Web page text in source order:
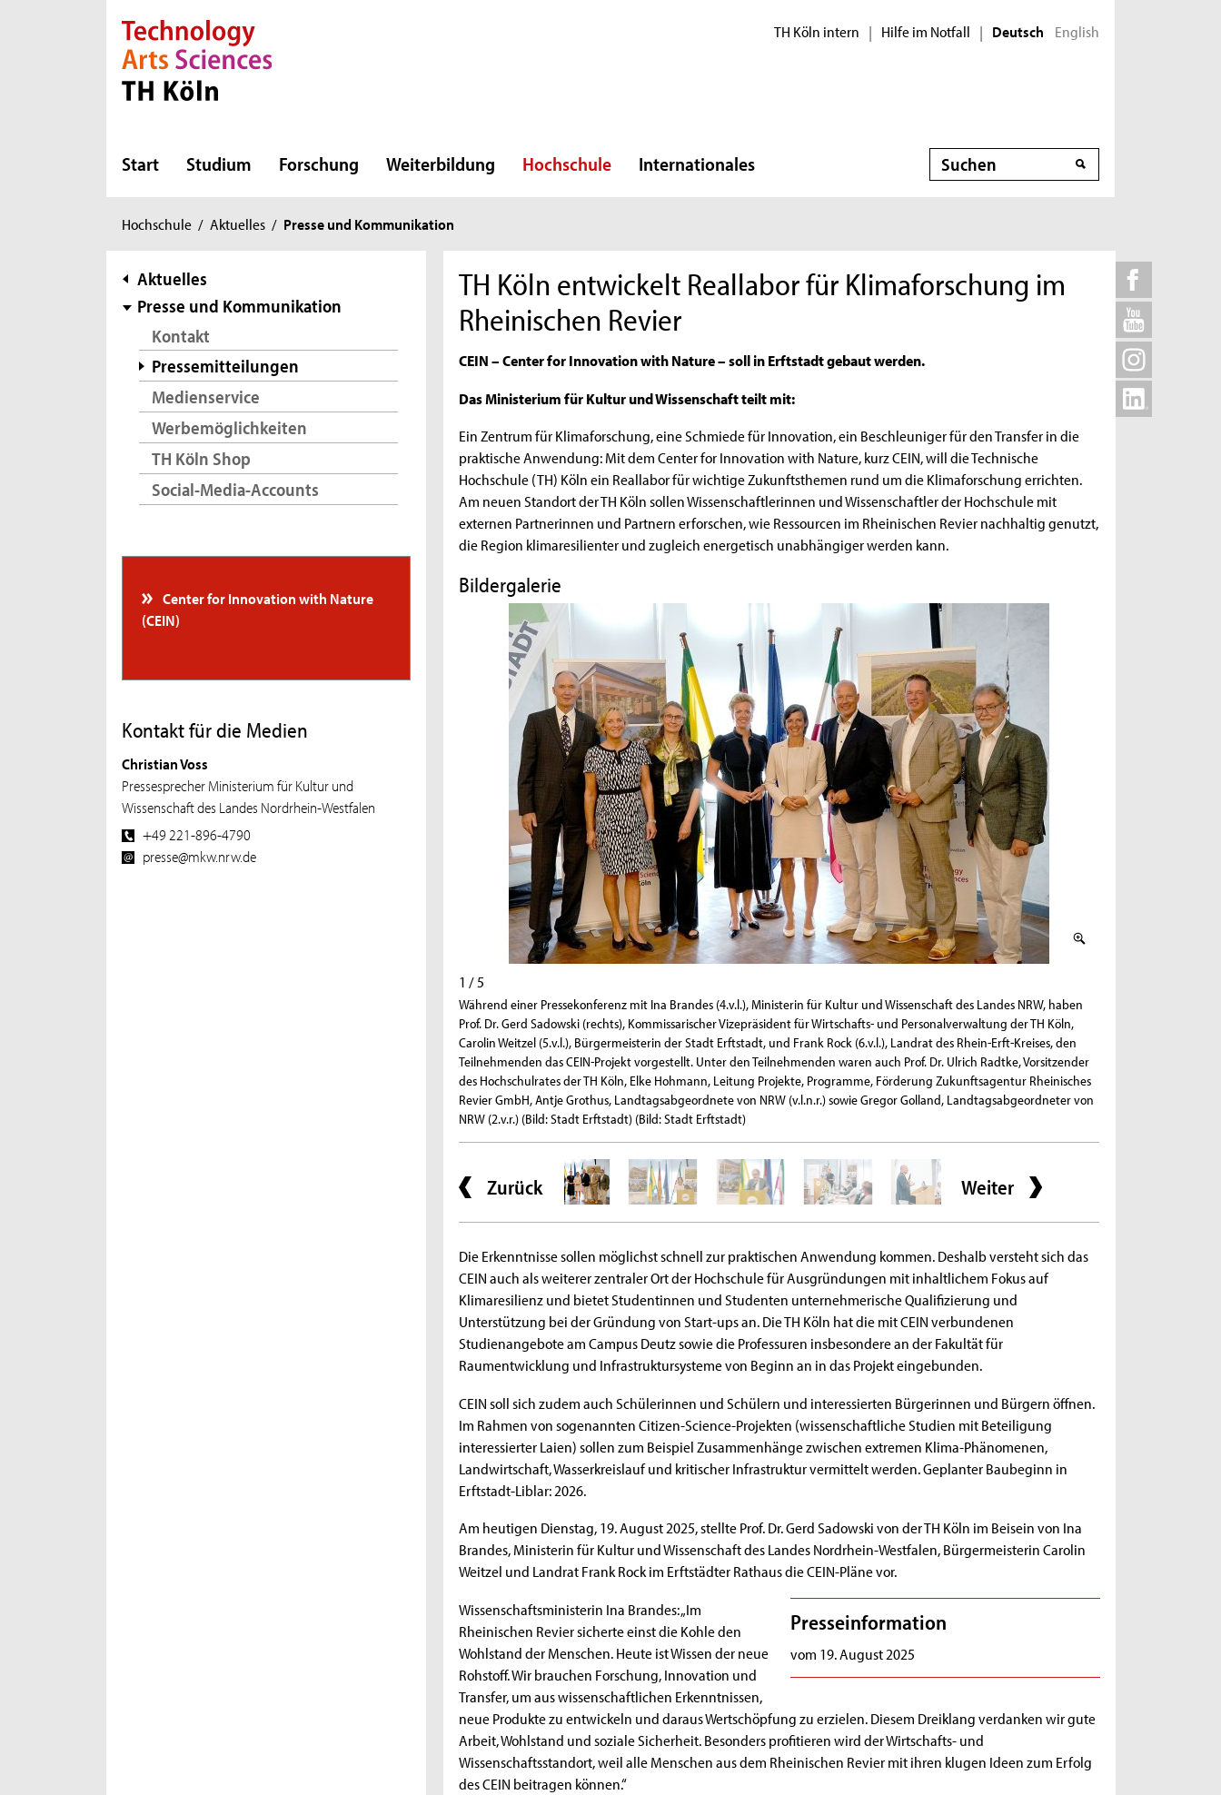
Direkt zur Hauptnavigation
Direkt zur Subnavigation
Direkt zum Inhalt
Direkt zum Fußbereich TH Köln intern | Hilfe im Notfall | Deutsch English
Start Studium Forschung Weiterbildung Hochschule Internationales Suche
Sie
hier:
Hochschule / Aktuelles / Presse und Kommunikation
Subnavigation
Aktuelles
Presse und Kommunikation
Kontakt
Pressemitteilungen
Medienservice
Werbemöglichkeiten
TH Köln Shop
Social-Media-Accounts
Center for Innovation with Nature
(CEIN)
Kontakt für die Medien
Christian Voss
Pressesprecher Ministerium für Kultur und
Wissenschaft des Landes Nordrhein-Westfalen
+49 221-896-4790
presse@mkw.nrw.de
TH Köln entwickelt Reallabor für Klimaforschung im
Rheinischen Revier
CEIN – Center for Innovation with Nature – soll in Erftstadt gebaut werden.
Das Ministerium für Kultur und Wissenschaft teilt mit:
Ein Zentrum für Klimaforschung, eine Schmiede für Innovation, ein Beschleuniger für den Transfer in die
praktische Anwendung: Mit dem Center for Innovation with Nature, kurz CEIN, will die Technische
Hochschule (TH) Köln ein Reallabor für wichtige Zukunftsthemen rund um die Klimaforschung errichten.
Am neuen Standort der TH Köln sollen Wissenschaftlerinnen und Wissenschaftler der Hochschule mit
externen Partnerinnen und Partnern erforschen, wie Ressourcen im Rheinischen Revier nachhaltig genutzt,
die Region klimaresilienter und zugleich energetisch unabhängiger werden kann.
Bildergalerie
1 / 5
Während einer Pressekonferenz mit Ina Brandes (4.v.l.), Ministerin für Kultur und Wissenschaft des Landes NRW, haben
Prof. Dr. Gerd Sadowski (rechts), Kommissarischer Vizepräsident für Wirtschafts- und Personalverwaltung der TH Köln,
Carolin Weitzel (5.v.l.), Bürgermeisterin der Stadt Erftstadt, und Frank Rock (6.v.l.), Landrat des Rhein-Erft-Kreises, den
Teilnehmenden das CEIN-Projekt vorgestellt. Unter den Teilnehmenden waren auch Prof. Dr. Ulrich Radtke, Vorsitzender
des Hochschulrates der TH Köln, Elke Hohmann, Leitung Projekte, Programme, Förderung Zukunftsagentur Rheinisches
Revier GmbH, Antje Grothus, Landtagsabgeordnete von NRW (v.l.n.r.) sowie Gregor Golland, Landtagsabgeordneter von
NRW (2.v.r.) (Bild: Stadt Erftstadt) (Bild: Stadt Erftstadt)
Zurück Weiter
Die Erkenntnisse sollen möglichst schnell zur praktischen Anwendung kommen. Deshalb versteht sich das
CEIN auch als weiterer zentraler Ort der Hochschule für Ausgründungen mit inhaltlichem Fokus auf
Klimaresilienz und bietet Studentinnen und Studenten unternehmerische Qualifizierung und
Unterstützung bei der Gründung von Start-ups an. Die TH Köln hat die mit CEIN verbundenen
Studienangebote am Campus Deutz sowie die Professuren insbesondere an der Fakultät für
Raumentwicklung und Infrastruktursysteme von Beginn an in das Projekt eingebunden.
CEIN soll sich zudem auch Schülerinnen und Schülern und interessierten Bürgerinnen und Bürgern öffnen.
Im Rahmen von sogenannten Citizen-Science-Projekten (wissenschaftliche Studien mit Beteiligung
interessierter Laien) sollen zum Beispiel Zusammenhänge zwischen extremen Klima-Phänomenen,
Landwirtschaft, Wasserkreislauf und kritischer Infrastruktur vermittelt werden. Geplanter Baubeginn in
Erftstadt-Liblar: 2026.
Am heutigen Dienstag, 19. August 2025, stellte Prof. Dr. Gerd Sadowski von der TH Köln im Beisein von Ina
Brandes, Ministerin für Kultur und Wissenschaft des Landes Nordrhein-Westfalen, Bürgermeisterin Carolin
Weitzel und Landrat Frank Rock im Erftstädter Rathaus die CEIN-Pläne vor.
Presseinformation
vom 19. August 2025
Wissenschaftsministerin Ina Brandes: „Im
Rheinischen Revier sicherte einst die Kohle den
Wohlstand der Menschen. Heute ist Wissen der neue
Rohstoff. Wir brauchen Forschung, Innovation und
Transfer, um aus wissenschaftlichen Erkenntnissen,
neue Produkte zu entwickeln und daraus Wertschöpfung zu erzielen. Diesem Dreiklang verdanken wir gute
Arbeit, Wohlstand und soziale Sicherheit. Besonders profitieren wird der Wirtschafts- und
Wissenschaftsstandort, weil alle Menschen aus dem Rheinischen Revier mit ihren klugen Ideen zum Erfolg
des CEIN beitragen können.“